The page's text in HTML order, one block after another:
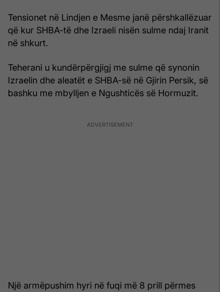
Tensionet në Lindjen e Mesme janë përshkallëzuar
që kur SHBA-të dhe Izraeli nisën sulme ndaj Iranit
në shkurt.
Teherani u kundërpërgjigj me sulme që synonin
Izraelin dhe aleatët e SHBA-së në Gjirin Persik, së
bashku me mbylljen e Ngushticës së Hormuzit.
Një armëpushim hyri në fuqi më 8 prill përmes